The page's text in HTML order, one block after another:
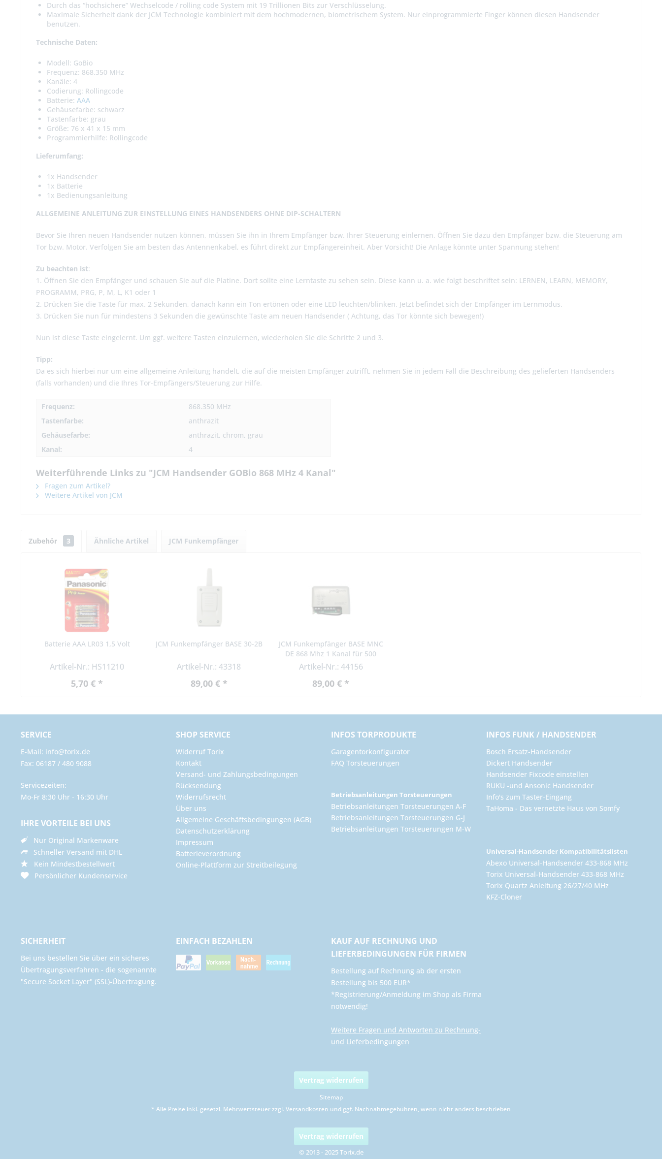
Durch das “hochsichere” Wechselcode / rolling code System mit 19 Trillionen Bits zur Verschlüsselung.
Maximale Sicherheit dank der JCM Technologie kombiniert mit dem hochmodernen, biometrischem System. Nur einprogrammierte Finger können diesen Handsender
benutzen.
Technische Daten:
Modell: GoBio
Frequenz: 868.350 MHz
Kanäle: 4
Codierung: Rollingcode
Batterie: AAA
Gehäusefarbe: schwarz
Tastenfarbe: grau
Größe: 76 x 41 x 15 mm
Programmierhilfe: Rollingcode
Lieferumfang:
1x Handsender
1x Batterie
1x Bedienungsanleitung
ALLGEMEINE ANLEITUNG ZUR EINSTELLUNG EINES HANDSENDERS OHNE DIP-SCHALTERN
Bevor Sie Ihren neuen Handsender nutzen können, müssen Sie ihn in Ihrem Empfänger bzw. Ihrer Steuerung einlernen. Öffnen Sie dazu den Empfänger bzw. die Steuerung am
Tor bzw. Motor. Verfolgen Sie am besten das Antennenkabel, es führt direkt zur Empfängereinheit. Aber Vorsicht! Die Anlage könnte unter Spannung stehen!
Zu beachten ist:
1. Öffnen Sie den Empfänger und schauen Sie auf die Platine. Dort sollte eine Lerntaste zu sehen sein. Diese kann u. a. wie folgt beschriftet sein: LERNEN, LEARN, MEMORY,
PROGRAMM, PRG, P, M, L, K1 oder 1
2. Drücken Sie die Taste für max. 2 Sekunden, danach kann ein Ton ertönen oder eine LED leuchten/blinken. Jetzt befindet sich der Empfänger im Lernmodus.
3. Drücken Sie nun für mindestens 3 Sekunden die gewünschte Taste am neuen Handsender ( Achtung, das Tor könnte sich bewegen!)
Nun ist diese Taste eingelernt. Um ggf. weitere Tasten einzulernen, wiederholen Sie die Schritte 2 und 3.
Tipp:
Da es sich hierbei nur um eine allgemeine Anleitung handelt, die auf die meisten Empfänger zutrifft, nehmen Sie in jedem Fall die Beschreibung des gelieferten Handsenders
(falls vorhanden) und die Ihres Tor-Empfängers/Steuerung zur Hilfe.
Frequenz:
868.350 MHz
Tastenfarbe:
anthrazit
Gehäusefarbe:
anthrazit, chrom, grau
Kanal:
4
Weiterführende Links zu "JCM Handsender GOBio 868 MHz 4 Kanal"
Fragen zum Artikel?
Weitere Artikel von JCM
Zubehör 3 Ähnliche Artikel JCM Funkempfänger
Batterie AAA LR03 1,5 Volt
Artikel-Nr.: HS11210
5,70 € *
JCM Funkempfänger BASE 30-2B
Artikel-Nr.: 43318
89,00 € *
JCM Funkempfänger BASE MNC
DE 868 Mhz 1 Kanal für 500
Benutzer
Artikel-Nr.: 44156
89,00 € *
SERVICE
E-Mail: info@torix.de
Fax: 06187 / 480 9088
Servicezeiten:
Mo-Fr 8:30 Uhr - 16:30 Uhr
IHRE VORTEILE BEI UNS
Nur Original Markenware
Schneller Versand mit DHL
Kein Mindestbestellwert
Persönlicher Kundenservice
SHOP SERVICE
Widerruf Torix
Kontakt
Versand- und Zahlungsbedingungen
Rücksendung
Widerrufsrecht
Über uns
Allgemeine Geschäftsbedingungen (AGB)
Datenschutzerklärung
Impressum
Batterieverordnung
Online-Plattform zur Streitbeilegung
INFOS TORPRODUKTE
Garagentorkonfigurator
FAQ Torsteuerungen
Betriebsanleitungen Torsteuerungen
Betriebsanleitungen Torsteuerungen A-F
Betriebsanleitungen Torsteuerungen G-J
Betriebsanleitungen Torsteuerungen M-W
INFOS FUNK / HANDSENDER
Bosch Ersatz-Handsender
Dickert Handsender
Handsender Fixcode einstellen
RUKU -und Ansonic Handsender
Info's zum Taster-Eingang
TaHoma - Das vernetzte Haus von Somfy
Universal-Handsender Kompatibilitätslisten
Abexo Universal-Handsender 433-868 MHz
Torix Universal-Handsender 433-868 MHz
Torix Quartz Anleitung 26/27/40 MHz
KFZ-Cloner
SICHERHEIT
Bei uns bestellen Sie über ein sicheres
Übertragungsverfahren - die sogenannte
"Secure Socket Layer" (SSL)-Übertragung.
EINFACH BEZAHLEN
KAUF AUF RECHNUNG UND
LIEFERBEDINGUNGEN FÜR FIRMEN
​Bestellung auf Rechnung ab der ersten
Bestellung bis 500 EUR*
*Registrierung/Anmeldung im Shop als Firma
notwendig!
Weitere Fragen und Antworten zu Rechnung-
und Lieferbedingungen
Vertrag widerrufen
Sitemap
* Alle Preise inkl. gesetzl. Mehrwertsteuer zzgl. Versandkosten und ggf. Nachnahmegebühren, wenn nicht anders beschrieben
Vertrag widerrufen
© 2013 - 2025 Torix.de